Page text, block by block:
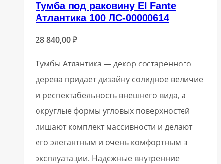
Тумба под раковину El Fante
Атлантика 100 ЛС-00000614
28 840,00₽
Тумбы Атлантика — декор состаренного
дерева придает дизайну солидное величие
и респектабельность внешнего вида, а
округлые формы угловых поверхностей
лишают комплект массивности и делают
его элегантным и очень комфортным в
эксплуатации. Надежные внутренние